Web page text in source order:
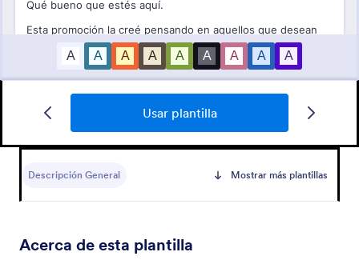
Usar plantilla
Descripción General Mostrar más plantillas
Acerca de esta plantilla
Aquí está un formulario fácil de usar para inscripción
Go to Category:
Formularios de educación